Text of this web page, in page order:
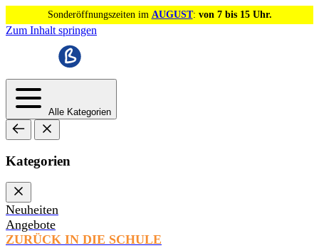
Sonderöffnungszeiten im AUGUST: von 7 bis 15 Uhr.
Zum Inhalt springen
Alle Kategorien
Kategorien
Neuheiten
Angebote
ZURÜCK IN DIE SCHULE